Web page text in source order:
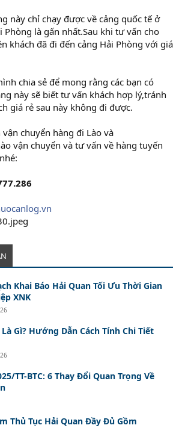
này chỉ chạy được về cảng quốc tế ở
Phòng là gấn nhất.Sau khi tư vấn cho
khách đã đi đến cảng Hải Phòng với giá
chia sẻ để mong rằng các bạn có
này sẽ biết tư vấn khách hợp lý,tránh
giá rẻ sau này không đi được.
chuyển hàng đi Lào và
vận chuyển và tư vấn về hàng tuyến
Khai Báo Hải Quan Tối Ưu Thời Gian
XNK
Gì? Hướng Dẫn Cách Tính Chi Tiết
TT-BTC: 6 Thay Đổi Quan Trọng Về
Thủ Tục Hải Quan Đầy Đủ Gồm